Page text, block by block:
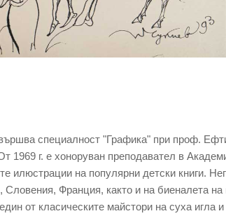
специалност "Графика" при проф.
г. е хоноруван преподавател в
илюстрации на популярни детски книги.
Франция, както и на биеналета
от класическите майстори на суха игла